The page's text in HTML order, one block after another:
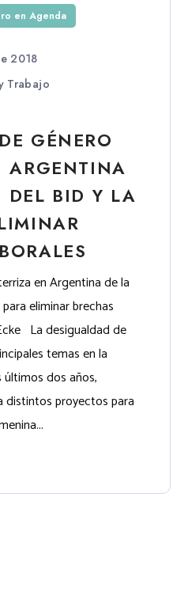
en Agenda
2018
Trabajo
GÉNERO
ARGENTINA
BID Y LA
en Argentina de la
eliminar brechas
La desigualdad de
temas en la
dos años,
distintos proyectos para